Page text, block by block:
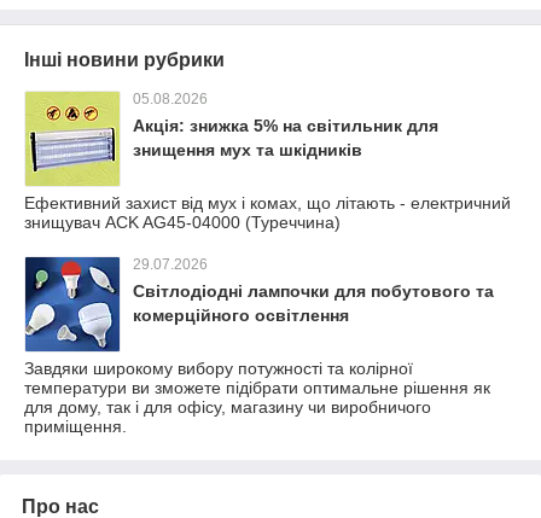
Інші новини рубрики
05.08.2026
Акція: знижка 5% на світильник для
знищення мух та шкідників
Ефективний захист від мух і комах, що літають - електричний
знищувач ACK AG45-04000 (Туреччина)
29.07.2026
Світлодіодні лампочки для побутового та
комерційного освітлення
Завдяки широкому вибору потужності та колірної
температури ви зможете підібрати оптимальне рішення як
для дому, так і для офісу, магазину чи виробничого
приміщення.
Про нас